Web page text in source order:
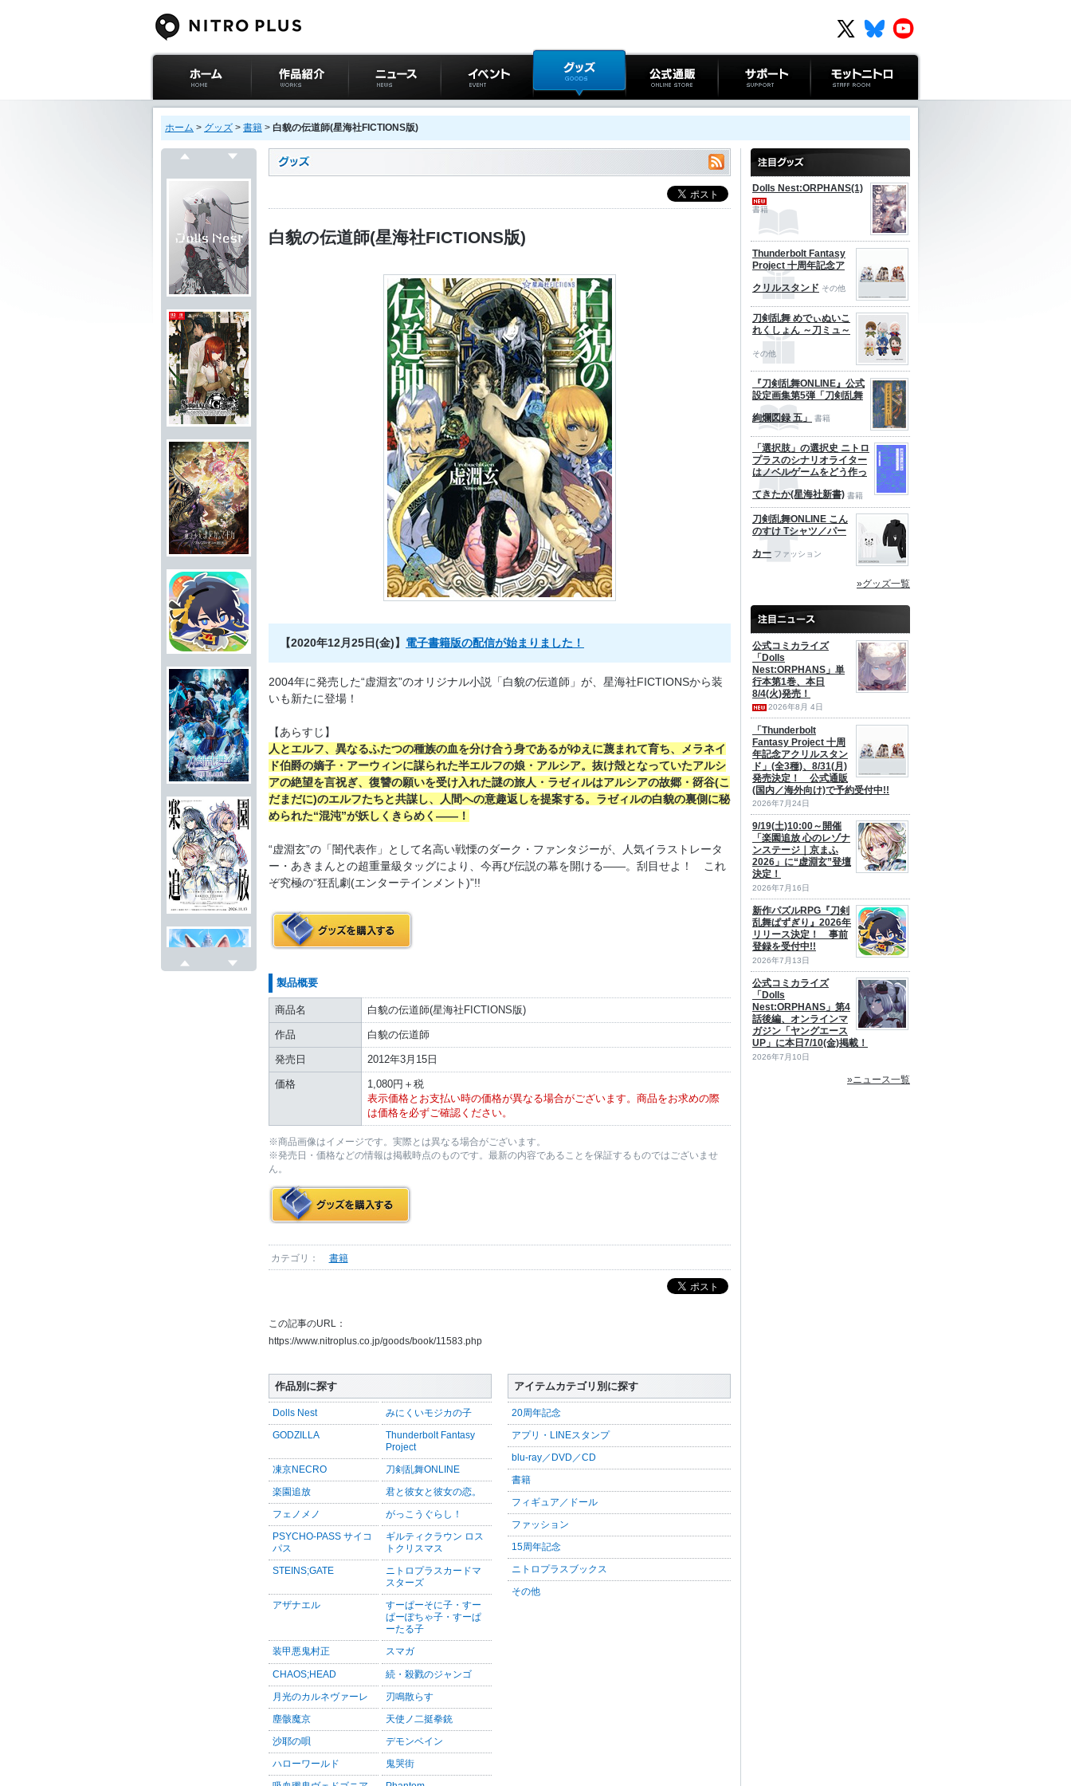
ニトロプラス公式
サイト ホーム
作品紹介 ニュース イベント グッズ 公式通販 サポート モットニトロ
ホーム > グッズ > 書籍 > 白貌の伝道師(星海社FICTIONS版)
白貌の伝道師(星海社FICTIONS版)
【2020年12月25日(金)】 電子書籍版の配信が始まりました！
2004年に発売した“虚淵玄”のオリジナル小説「白貌の伝道師」が、星海社FICTIONSから装
いも新たに登場！
【あらすじ】
人とエルフ、異なるふたつの種族の血を分け合う身であるがゆえに蔑まれて育ち、メラネイ
ド伯爵の嫡子・アーウィンに謀られた半エルフの娘・アルシア。抜け殻となっていたアルシ
アの絶望を言祝ぎ、復讐の願いを受け入れた謎の旅人・ラゼィルはアルシアの故郷・谺谷(こ
だまだに)のエルフたちと共謀し、人間への意趣返しを提案する。ラゼィルの白貌の裏側に秘
められた“混沌”が妖しくきらめく――！
“虚淵玄”の「闇代表作」として名高い戦慄のダーク・ファンタジーが、人気イラストレータ
ー・あきまんとの超重量級タッグにより、今再び伝説の幕を開ける――。刮目せよ！ これ
ぞ究極の“狂乱劇(エンターテインメント)”!!
製品概要
商品名 白貌の伝道師(星海社FICTIONS版)
作品 白貌の伝道師
発売日 2012年3月15日
価格
1,080円＋税
表示価格とお支払い時の価格が異なる場合がございます。商品をお求めの際
は価格を必ずご確認ください。
※商品画像はイメージです。実際とは異なる場合がございます。
※発売日・価格などの情報は掲載時点のものです。最新の内容であることを保証するものではございませ
ん。
カテゴリ： 書籍
この記事のURL：
https://www.nitroplus.co.jp/goods/book/11583.php
作品別に探す
Dolls Nest みにくいモジカの子
GODZILLA
Thunderbolt Fantasy
Project
凍京NECRO 刀剣乱舞ONLINE
楽園追放 君と彼女と彼女の恋。
フェノメノ がっこうぐらし！
PSYCHO-PASS サイコ
パス
ギルティクラウン ロス
トクリスマス
STEINS;GATE
ニトロプラスカードマ
スターズ
アザナエル
すーぱーそに子・すー
ぱーぽちゃ子・すーぱ
ーたる子
装甲悪鬼村正 スマガ
CHAOS;HEAD 続・殺戮のジャンゴ
月光のカルネヴァーレ 刃鳴散らす
塵骸魔京 天使ノ二挺拳銃
沙耶の唄 デモンベイン
ハローワールド 鬼哭街
アイテムカテゴリ別に探す
20周年記念
アプリ・LINEスタンプ
blu-ray／DVD／CD
書籍
フィギュア／ドール
ファッション
15周年記念
ニトロプラスブックス
その他
Dolls Nest:ORPHANS(1)
書籍
Thunderbolt Fantasy
Project 十周年記念ア
クリルスタンド その他
刀剣乱舞 めでぃぬいこ
れくしょん ～刀ミュ～
その他
『刀剣乱舞ONLINE』公式
設定画集第5弾「刀剣乱舞
絢爛図録 五」 書籍
「選択肢」の選択史 ニトロ
プラスのシナリオライター
はノベルゲームをどう作っ
てきたか(星海社新書) 書籍
刀剣乱舞ONLINE こん
のすけ Tシャツ／パー
カー ファッション
»グッズ一覧
公式コミカライズ
「Dolls
Nest:ORPHANS」単
行本第1巻、本日
8/4(火)発売！
2026年8月 4日
「Thunderbolt
Fantasy Project 十周
年記念アクリルスタン
ド」(全3種)、8/31(月)
発売決定！ 公式通販
(国内／海外向け)で予約受付中!!
2026年7月24日
9/19(土)10:00～開催
「楽園追放 心のレゾナ
ンステージ｜京まふ
2026」に“虚淵玄”登壇
決定！
2026年7月16日
新作パズルRPG『刀剣
乱舞ぱずぎり』2026年
リリース決定！ 事前
登録を受付中!!
2026年7月13日
公式コミカライズ
「Dolls
Nest:ORPHANS」第4
話後編、オンラインマ
ガジン「ヤングエース
UP」に本日7/10(金)掲載！
2026年7月10日
»ニュース一覧